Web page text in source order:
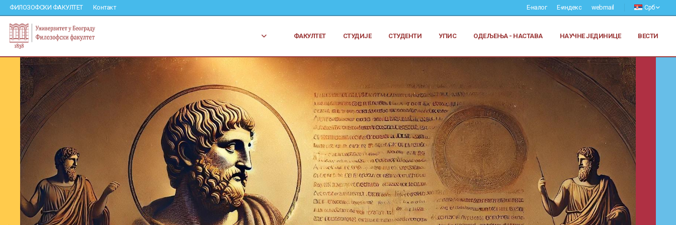
ФИЛОЗОФСКИ ФАКУЛТЕТ Контакт Е-налог Е-индекс webmail Срб
ФАКУЛТЕТ СТУДИЈЕ СТУДЕНТИ УПИС ОДЕЉЕЊА - НАСТАВА НАУЧНЕ ЈЕДИНИЦЕ ВЕСТИ
Заштита од сексуалног узнемиравања
и уцењивања